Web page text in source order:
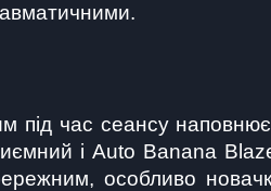
під час сеансу
і Auto Banana
особливо